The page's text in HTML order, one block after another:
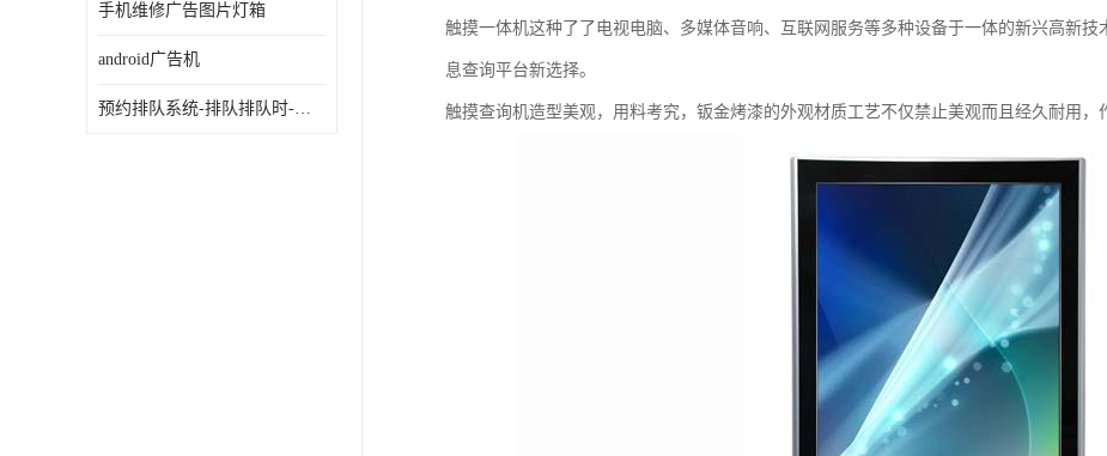
手机维修广告图片灯箱
android广告机
预约排队系统-排队排队时-排动排号系统和排队的使用方法
触摸一体机这种了了电视电脑、多媒体音响、互联网服务等多种设备于一体的新兴高新
息查询平台新选择。
触摸查询机造型美观，用料考究，钣金烤漆的外观材质工艺不仅禁止美观而且经久耐用，